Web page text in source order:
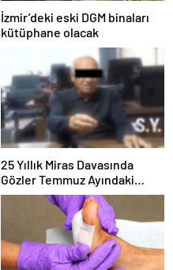
İzmir’deki eski DGM binaları
kütüphane olacak
25 Yıllık Miras Davasında
Gözler Temmuz Ayındaki
Karar Duruşmasına Çevrildi